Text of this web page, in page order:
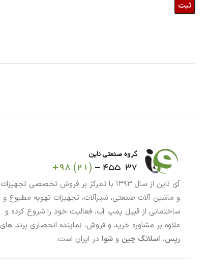
آی ناین از سال ۱۳۹۳ با تمرکز بر فروش تخصصی تجهیزات
و ماشین آلات صنعتی، شیرآلات، تجهیزات تهویه مطبوع و
ساختمانی از قبیل پمپ آب، فعالیت خود را شروع کرده و
علاوه بر مشاوره خرید و فروش، نماینده انحصاری برند های
رپس، اسلانگ چین و شوا در ایران است.